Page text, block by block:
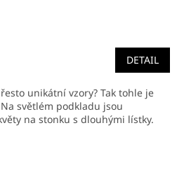
DETAIL
unikátní vzory? Tak tohle je
světlém podkladu jsou
na stonku s dlouhými lístky.